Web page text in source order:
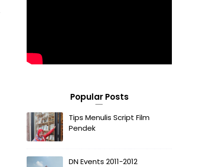
Popular Posts
Tips Menulis Script Film
Pendek
DN Events 2011-2012